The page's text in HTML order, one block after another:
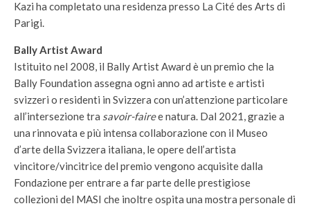
Kazi ha completato una residenza presso La Cité des Arts di
Parigi.
Bally Artist Award
Istituito nel 2008, il Bally Artist Award è un premio che la
Bally Foundation assegna ogni anno ad artiste e artisti
svizzeri o residenti in Svizzera con un’attenzione particolare
all’intersezione tra savoir-fairee natura. Dal 2021, grazie a
una rinnovata e più intensa collaborazione con il Museo
d’arte della Svizzera italiana, le opere dell’artista
vincitore/vincitrice del premio vengono acquisite dalla
Fondazione per entrare a far parte delle prestigiose
collezioni del MASI che inoltre ospita una mostra personale di